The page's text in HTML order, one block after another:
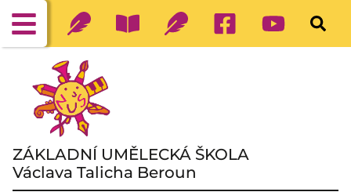
ZÁKLADNÍ UMĚLECKÁ ŠKOLA
Václava Talicha Beroun